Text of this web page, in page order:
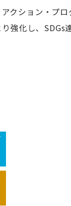
クション・プロ
強化し、SDGs